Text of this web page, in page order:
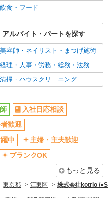
シニア（60代～）活躍中
ボーナス・賞与あり
完全週休2日制
禁煙・分煙
車通勤OK
自転車通勤OK
産休・育休取得実績あり
各種手当（家族・役職・インセン
ティブなど）あり
研修制度あり
飲食・フード
ルバイト・パートを探す
美容師・ネイリスト・まつげ施術
経理・人事・労務・総務・法務
清掃・ハウスクリーニング
入社日応相談
歓迎
中
主婦・主夫歓迎
ブランクOK
もっと見る
東京都 江東区 株式会社kotrio /